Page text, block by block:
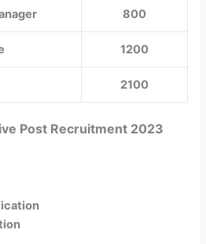
800
1200
2100
Post Recruitment 2023